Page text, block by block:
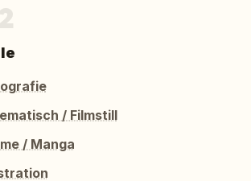
/ Filmstill
/ Manga